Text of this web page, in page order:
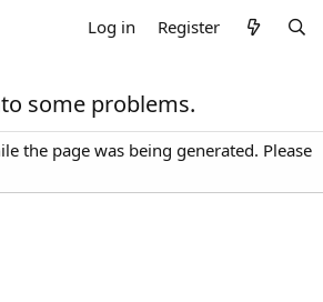
Log in Register
some problems.
the page was being generated. Please